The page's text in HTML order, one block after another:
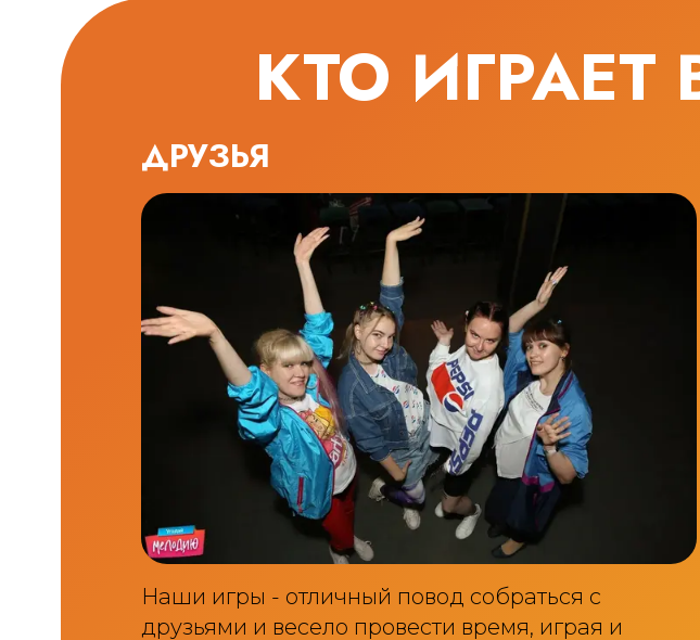
КТО
ДРУЗЬЯ
Наши игры - отличный повод собраться с
друзьями и весело провести время, играя и